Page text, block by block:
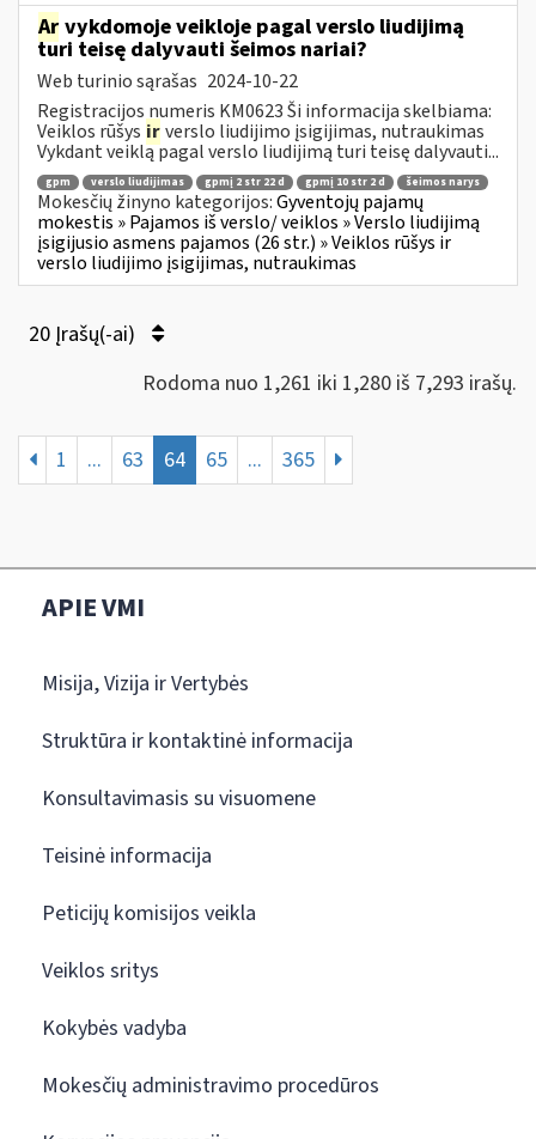
Ar vykdomoje veikloje pagal verslo liudijimą
turi teisę dalyvauti šeimos nariai?
Web turinio sąrašas 2024-10-22
Registracijos numeris KM0623 Ši informacija skelbiama:
Veiklos rūšys irverslo liudijimo įsigijimas, nutraukimas
Vykdant veiklą pagal verslo liudijimą turi teisę dalyvauti...
gpm verslo liudijimas gpmį 2 str 22 d gpmį 10 str 2 d šeimos narys
Mokesčių žinyno kategorijos:Gyventojų pajamų
mokestis » Pajamos iš verslo/ veiklos » Verslo liudijimą
įsigijusio asmens pajamos (26 str.) » Veiklos rūšys ir
verslo liudijimo įsigijimas, nutraukimas
20 Įrašų(-ai)
Rodoma nuo 1,261 iki 1,280 iš 7,293 irašų.
1 ... 63 64 65 ... 365
APIE VMI
Misija, Vizija ir Vertybės
Struktūra ir kontaktinė informacija
Konsultavimasis su visuomene
Teisinė informacija
Peticijų komisijos veikla
Veiklos sritys
Kokybės vadyba
Mokesčių administravimo procedūros